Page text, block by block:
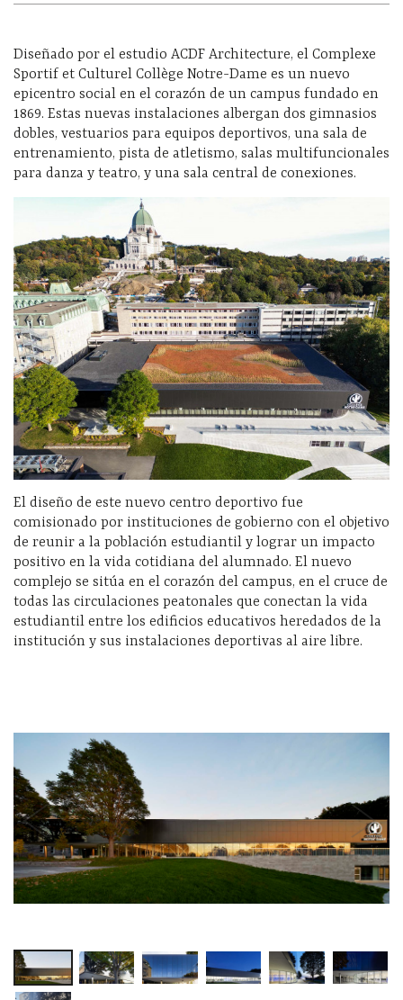
Diseñado por el estudio ACDF Architecture, el Complexe
Sportif et Culturel Collège Notre-Dame es un nuevo
epicentro social en el corazón de un campus fundado en
1869. Estas nuevas instalaciones albergan dos gimnasios
dobles, vestuarios para equipos deportivos, una sala de
entrenamiento, pista de atletismo, salas multifuncionales
para danza y teatro, y una sala central de conexiones.
El diseño de este nuevo centro deportivo fue
comisionado por instituciones de gobierno con el objetivo
de reunir a la población estudiantil y lograr un impacto
positivo en la vida cotidiana del alumnado. El nuevo
complejo se sitúa en el corazón del campus, en el cruce de
todas las circulaciones peatonales que conectan la vida
estudiantil entre los edificios educativos heredados de la
institución y sus instalaciones deportivas al aire libre.